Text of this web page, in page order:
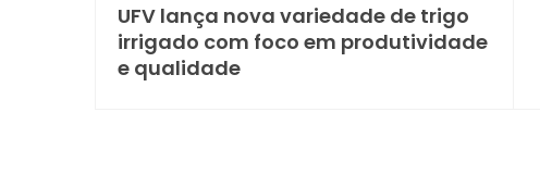
UFV lança nova variedade de trigo
irrigado com foco em produtividade
e qualidade